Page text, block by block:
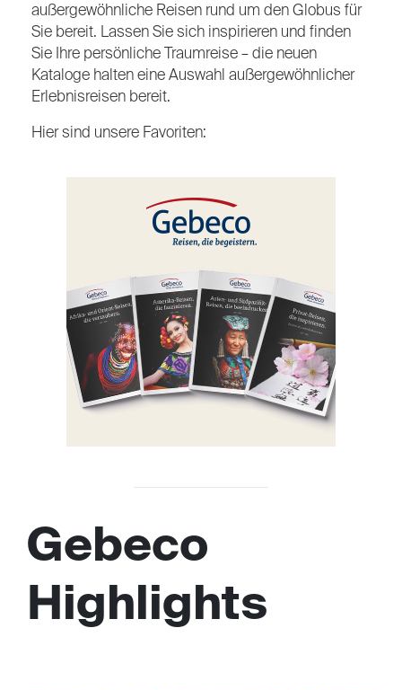
außergewöhnliche Reisen rund um den Globus für
Sie bereit. Lassen Sie sich inspirieren und finden
Sie Ihre persönliche Traumreise – die neuen
Kataloge halten eine Auswahl außergewöhnlicher
Erlebnisreisen bereit.
Hier sind unsere Favoriten:
Gebeco
Highlights